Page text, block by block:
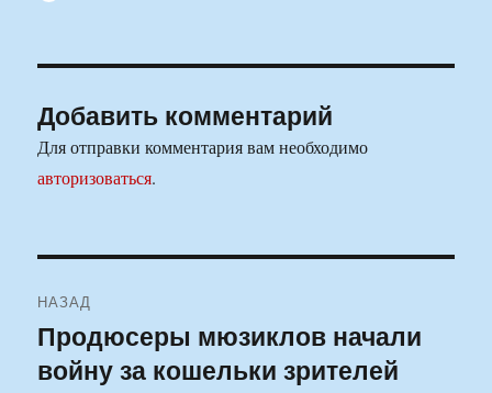
Добавить комментарий
Для отправки комментария вам необходимо
авторизоваться.
по
записям
НАЗАД
Предыдущая
запись:
Продюсеры мюзиклов начали
войну за кошельки зрителей